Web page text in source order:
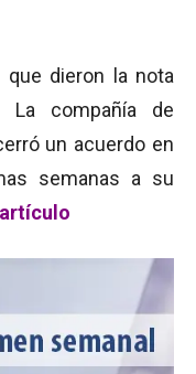
dieron la nota
La compañía de
un acuerdo en
semanas a su